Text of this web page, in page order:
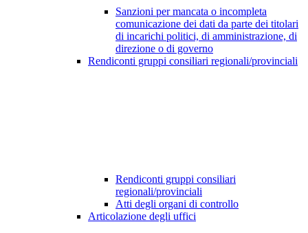
Sanzioni per mancata o incompleta
comunicazione dei dati da parte dei titolari
di incarichi politici, di amministrazione, di
direzione o di governo
Rendiconti gruppi consiliari regionali/provinciali
Rendiconti gruppi consiliari
regionali/provinciali
Atti degli organi di controllo
Articolazione degli uffici